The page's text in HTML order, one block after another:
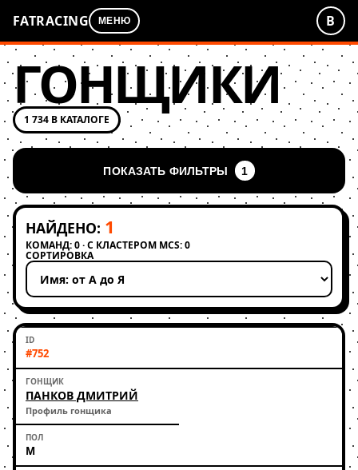
FATRACING МЕНЮ В
ГОНЩИКИ
1 734 В КАТАЛОГЕ
ПОКАЗАТЬ ФИЛЬТРЫ 1
НАЙДЕНО: 1
КОМАНД: 0 · С КЛАСТЕРОМ MCS: 0
СОРТИРОВКА
Применить сортировку
#752
ПАНКОВ ДМИТРИЙ
Профиль гонщика
М